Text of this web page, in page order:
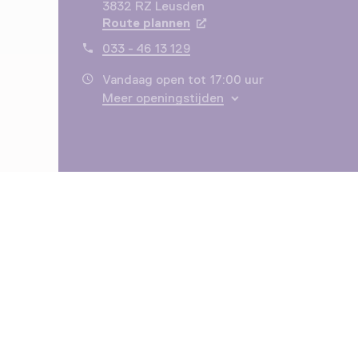
3832 RZ Leusden
Route plannen Opent in een nieuw tabblad
033 - 46 13 129
Vandaag open tot 17:00 uur
Meer openingstijden